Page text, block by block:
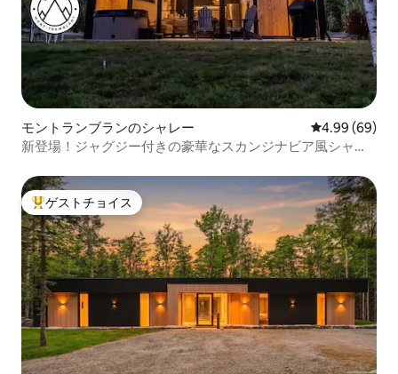
モントランブランのシャレー レビュー69件
4.99 (69)
新登場！ジャグジー付きの豪華なスカンジナビア風シャレ
大好評のゲストチョイスです。
ゲストチョイス